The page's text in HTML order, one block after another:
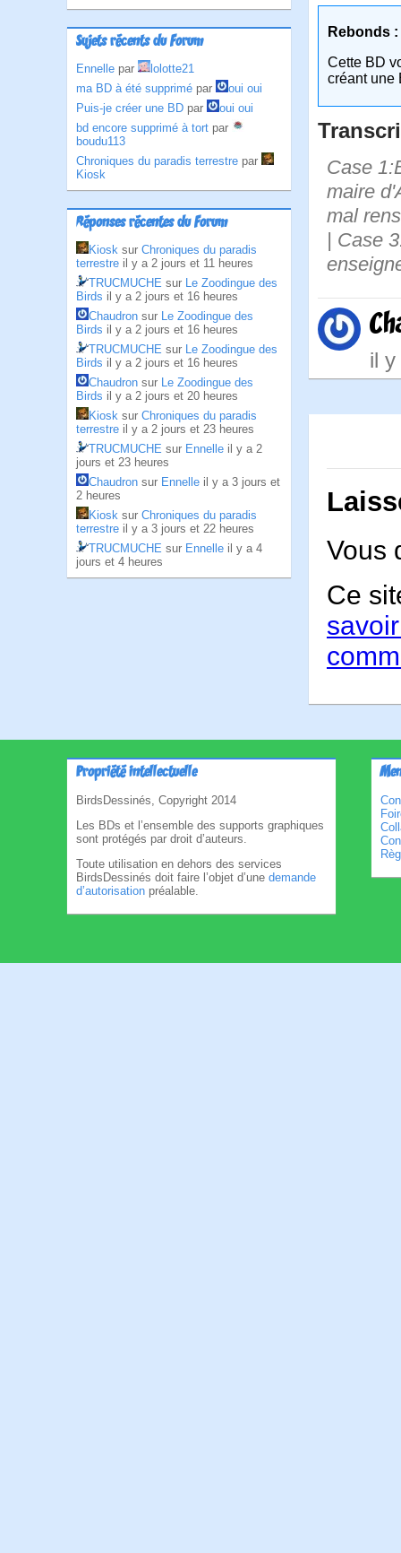
Sujets récents du Forum
Ennelle par
lolotte21
ma BD à été supprimé par
oui oui
Puis-je créer une BD par
oui oui
bd encore supprimé à tort par
boudu113
Chroniques du paradis terrestre par
Kiosk
Réponses récentes du Forum
Kiosk sur Chroniques du paradis
terrestre il y a 2 jours et 11 heures
TRUCMUCHE sur Le Zoodingue des
Birds il y a 2 jours et 16 heures
Chaudron sur Le Zoodingue des
Birds il y a 2 jours et 16 heures
TRUCMUCHE sur Le Zoodingue des
Birds il y a 2 jours et 16 heures
Chaudron sur Le Zoodingue des
Birds il y a 2 jours et 20 heures
Kiosk sur Chroniques du paradis
terrestre il y a 2 jours et 23 heures
TRUCMUCHE sur Ennelle il y a 2
jours et 23 heures
Chaudron sur Ennelle il y a 3 jours et
2 heures
Kiosk sur Chroniques du paradis
terrestre il y a 3 jours et 22 heures
TRUCMUCHE sur Ennelle il y a 4
jours et 4 heures
Rebonds :
Cette BD
créant une
Case
maire
mal
| Case
il
Vous
Ce
Propriété intellectuelle
BirdsDessinés, Copyright 2014
Les BDs et l’ensemble des supports graphiques
sont protégés par droit d’auteurs.
Toute utilisation en dehors des services
BirdsDessinés doit faire l’objet d’une demande
d’autorisation préalable.